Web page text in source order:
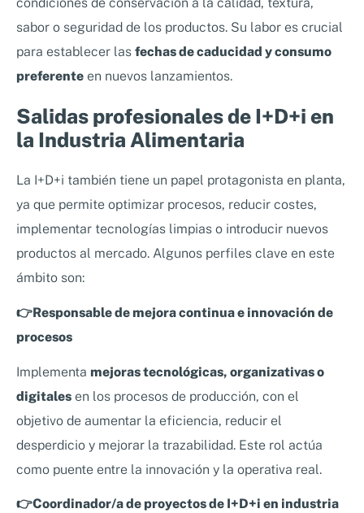
sabor o seguridad de los productos. Su labor es crucial
para establecer las fechas de caducidad y consumo
preferente en nuevos lanzamientos.
Salidas profesionales de I+D+i en
la Industria Alimentaria
La I+D+i también tiene un papel protagonista en planta,
ya que permite optimizar procesos, reducir costes,
implementar tecnologías limpias o introducir nuevos
productos al mercado. Algunos perfiles clave en este
ámbito son:
👉Responsable de mejora continua e innovación de
procesos
Implementa mejoras tecnológicas, organizativas o
digitales en los procesos de producción, con el
objetivo de aumentar la eficiencia, reducir el
desperdicio y mejorar la trazabilidad. Este rol actúa
como puente entre la innovación y la operativa real.
👉Coordinador/a de proyectos de I+D+i en industria